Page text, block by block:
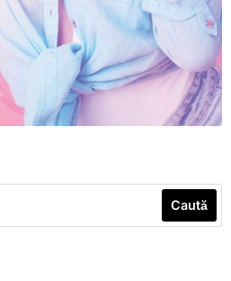
Caută